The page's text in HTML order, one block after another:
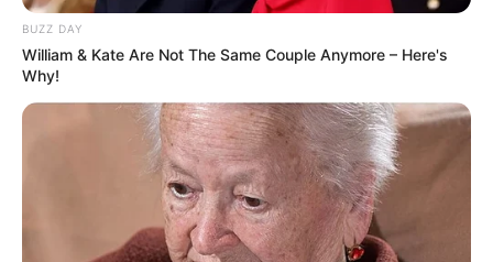
BUZZ DAY
William & Kate Are Not The Same Couple Anymore – Here's
Why!